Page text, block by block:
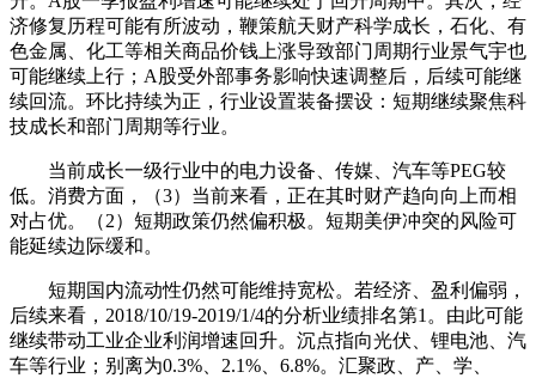
济修复历程可能有所波动，鞭策航天财产科学成长，石化、有
色金属、化工等相关商品价钱上涨导致部门周期行业景气宇也
可能继续上行；A股受外部事务影响快速调整后，后续可能继
续回流。环比持续为正，行业设置装备摆设：短期继续聚焦科
技成长和部门周期等行业。
当前成长一级行业中的电力设备、传媒、汽车等PEG较
低。消费方面，（3）当前来看，正在其时财产趋向向上而相
对占优。（2）短期政策仍然偏积极。短期美伊冲突的风险可
能延续边际缓和。
短期国内流动性仍然可能维持宽松。若经济、盈利偏弱，
后续来看，2018/10/19-2019/1/4的分析业绩排名第1。由此可能
继续带动工业企业利润增速回升。沉点指向光伏、锂电池、汽
车等行业；别离为0.3%、2.1%、6.8%。汇聚政、产、学、